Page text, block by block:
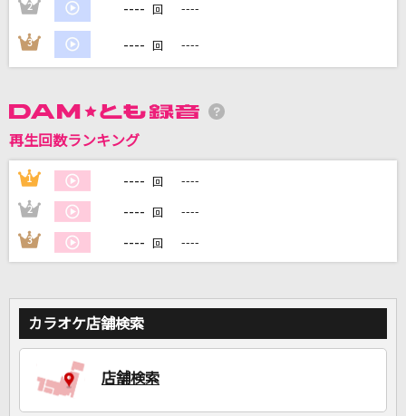
カラオケ最新情報をチェック！
2 ---- 回 ----
3 ---- 回 ----
再生回数ランキング
1 ---- 回 ----
2 ---- 回 ----
3 ---- 回 ----
カラオケ店舗検索
店舗検索